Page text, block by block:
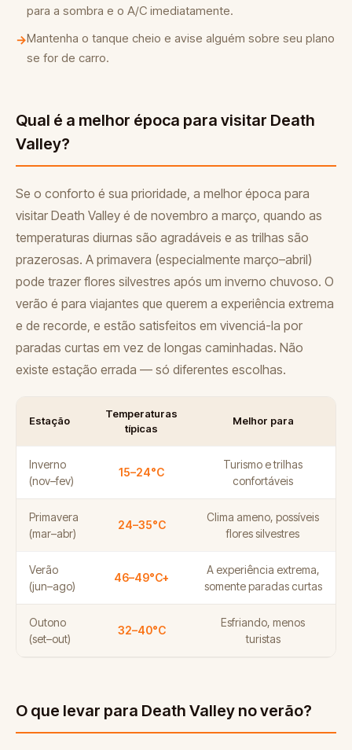
para a sombra e o A/C imediatamente.
→Mantenha o tanque cheio e avise alguém sobre seu plano
se for de carro.
Qual é a melhor época para visitar Death
Valley?
Se o conforto é sua prioridade, a melhor época para
visitar Death Valley é de novembro a março, quando as
temperaturas diurnas são agradáveis e as trilhas são
prazerosas. A primavera (especialmente março–abril)
pode trazer flores silvestres após um inverno chuvoso. O
verão é para viajantes que querem a experiência extrema
e de recorde, e estão satisfeitos em vivenciá-la por
paradas curtas em vez de longas caminhadas. Não
existe estação errada — só diferentes escolhas.
Estação
Temperaturas
típicas
Melhor para
Inverno
(nov–fev)
15–24°C
Turismo e trilhas
confortáveis
Primavera
(mar–abr)
24–35°C
Clima ameno, possíveis
flores silvestres
Verão
(jun–ago)
46–49°C+
A experiência extrema,
somente paradas curtas
Outono
(set–out)
32–40°C
Esfriando, menos
turistas
O que levar para Death Valley no verão?